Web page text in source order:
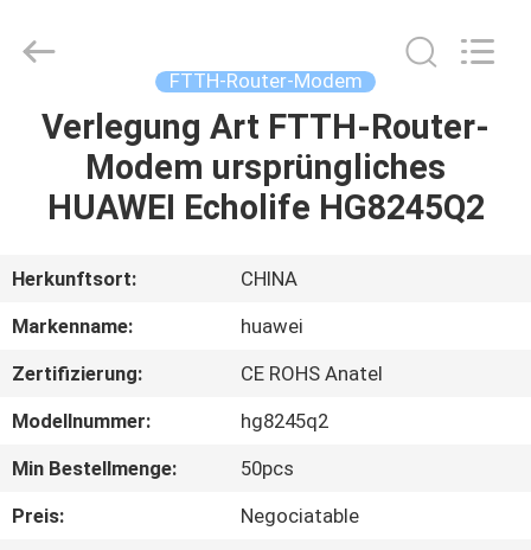
HAUS
PRODUKTE
ÜBER
UNS
FABRIK-
AUSFLUG
QUALITÄTSKONTROLLE
LIMITED.
FTTH-Router-Modem
Verlegung Art FTTH-Router-
Modem ursprüngliches
HUAWEI Echolife HG8245Q2
Herkunftsort:
CHINA
Markenname:
huawei
Zertifizierung:
CE ROHS Anatel
Modellnummer:
hg8245q2
Min Bestellmenge:
50pcs
Preis:
Negociatable